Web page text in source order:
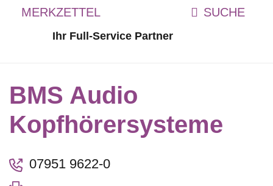
Ihr Full-Service Partner
MERKZETTEL
BMS Audio
Kopfhörersysteme
07951 9622-0